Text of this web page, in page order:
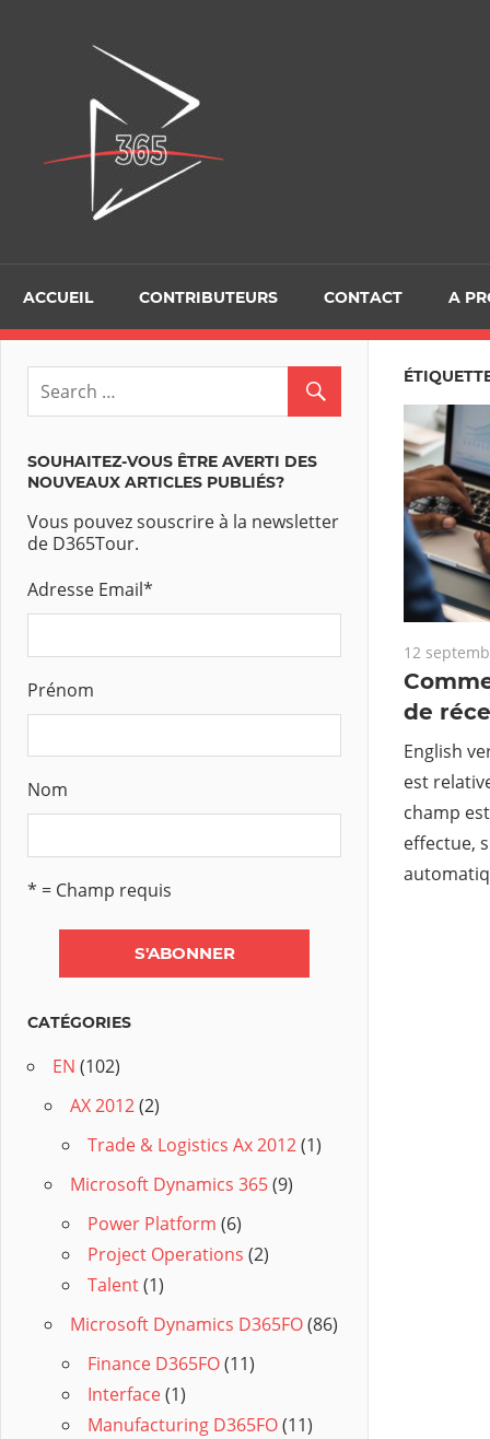
ACCUEIL CONTRIBUTEURS CONTACT A
12
de
English
est
champ
effectue,
SOUHAITEZ-VOUS ÊTRE AVERTI DES
NOUVEAUX ARTICLES PUBLIÉS?
Vous pouvez souscrire à la newsletter
de D365Tour.
Adresse Email*
Prénom
Nom
* = Champ requis
CATÉGORIES
EN (102)
AX 2012(2)
Trade & Logistics Ax 2012(1)
Microsoft Dynamics 365(9)
Power Platform (6)
Project Operations (2)
Talent(1)
Microsoft Dynamics D365FO(86)
Finance D365FO(11)
Interface(1)
Manufacturing D365FO(11)